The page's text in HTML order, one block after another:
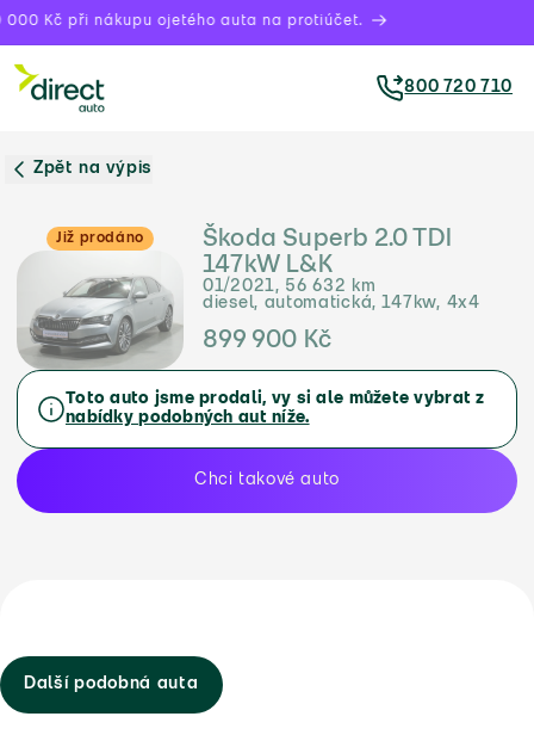
Kč při nákupu ojetého auta na protiúčet.
800 720 710
Zpět na výpis
Již prodáno
Škoda Superb 2.0 TDI
147kW L&K
01/2021, 56 632 km
diesel, automatická, 147kw, 4x4
899 900 Kč
Toto auto jsme prodali, vy si ale můžete vybrat z
nabídky podobných aut níže.
Chci takové auto
Další podobná auta